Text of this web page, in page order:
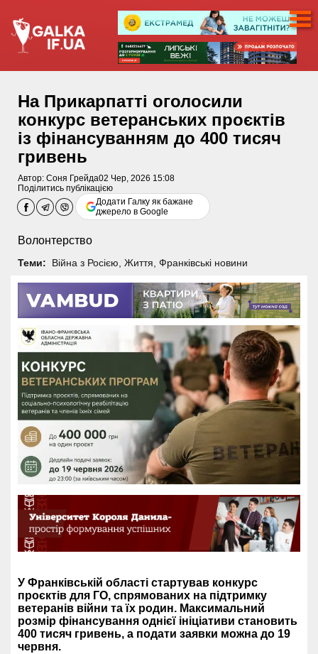
На Прикарпатті оголосили
конкурс ветеранських проєктів
із фінансуванням до 400 тисяч
гривень
Автор: Соня Грейда02 Чер, 2026 15:08
Поділитись публікацією
Додати Галку як бажане
джерело в Google
Волонтерство
Теми: Війна з Росією Життя Франківські новини
У Франківській області стартував конкурс
проєктів для ГО, спрямованих на підтримку
ветеранів війни та їх родин. Максимальний
розмір фінансування однієї ініціативи становить
400 тисяч гривень, а подати заявки можна до 19
червня.